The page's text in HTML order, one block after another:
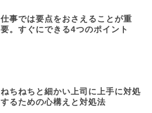
仕事では要点をおさえることが重
要。すぐにできる4つのポイント
ねちねちと細かい上司に上手に対処
するための心構えと対処法